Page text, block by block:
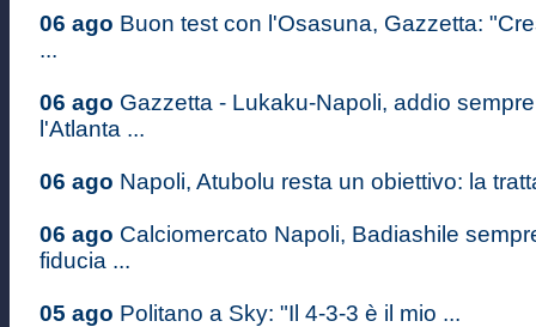
06 ago Buon test con l'Osasuna, Gazzetta:
...
06 ago Gazzetta - Lukaku-Napoli, addio
l'Atlanta ...
06 ago Napoli, Atubolu resta un obiettivo: la
06 ago Calciomercato Napoli, Badiashile
fiducia ...
05 ago Politano a Sky: "Il 4-3-3 è il mio ...